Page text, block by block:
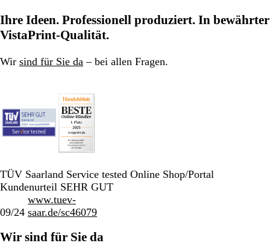
Ihre Ideen. Professionell produziert. In bewährter
VistaPrint-Qualität.
Wir sind für Sie da – bei allen Fragen.
TÜV Saarland Service tested Online Shop/Portal
Kundenurteil SEHR GUT
09/24
www.tuev-
saar.de/sc46079
Wir sind für Sie da